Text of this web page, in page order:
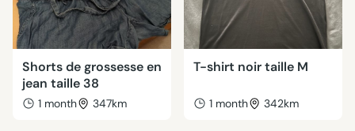
Shorts de grossesse en
jean taille 38
1 month 347km
T-shirt noir taille M
1 month 342km